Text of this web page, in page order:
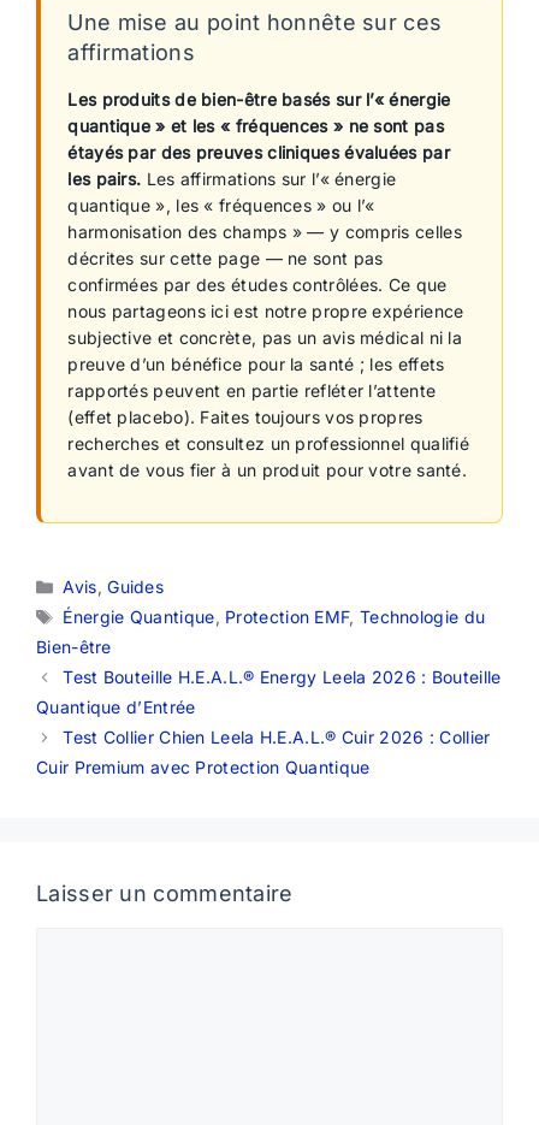
Une mise au point honnête sur ces
affirmations
Les produits de bien-être basés sur l’« énergie
quantique » et les « fréquences » ne sont pas
étayés par des preuves cliniques évaluées par
les pairs. Les affirmations sur l’« énergie
quantique », les « fréquences » ou l’«
harmonisation des champs » — y compris celles
décrites sur cette page — ne sont pas
confirmées par des études contrôlées. Ce que
nous partageons ici est notre propre expérience
subjective et concrète, pas un avis médical ni la
preuve d’un bénéfice pour la santé ; les effets
rapportés peuvent en partie refléter l’attente
(effet placebo). Faites toujours vos propres
recherches et consultez un professionnel qualifié
avant de vous fier à un produit pour votre santé.
Catégories
Avis,Guides
Étiquettes
Énergie Quantique, Protection EMF, Technologie du
Bien-être
Test Bouteille H.E.A.L.® Energy Leela 2026 : Bouteille
Quantique d’Entrée
Test Collier Chien Leela H.E.A.L.® Cuir 2026 : Collier
Cuir Premium avec Protection Quantique
Laisser un commentaire